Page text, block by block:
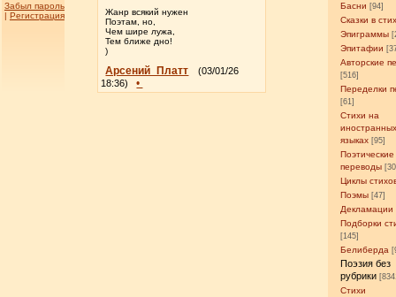
Забыл пароль
| Регистрация
Басни [94]
Сказки в
Эпиграммы
Эпитафии
Авторские
[516]
Переделки
[61]
Стихи на
языках [95]
Поэтические
переводы
Циклы
Поэмы [47]
Декламации
Подборки
[145]
Белиберда
Поэзия без
рубрики
Стихи
Жанр всякий нужен
Поэтам, но,
Чем шире лужа,
Тем ближе дно!
)
Арсений_Платт
(03/01/26
18:36)
•